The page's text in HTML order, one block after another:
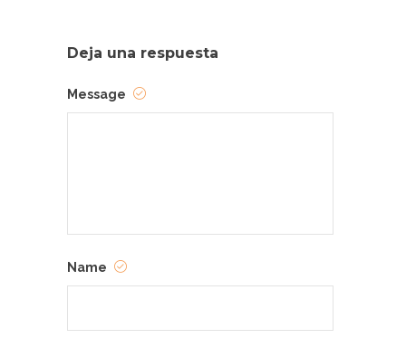
Deja una respuesta
Message
Name